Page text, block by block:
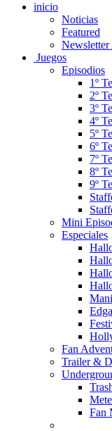
inicio
Noticias
Featured
Juegos
Episodios
1º
2º
3º
4º
5º
6º
7º
8º
9º
Mini
Especiales
Fan
Trailer &
Fan